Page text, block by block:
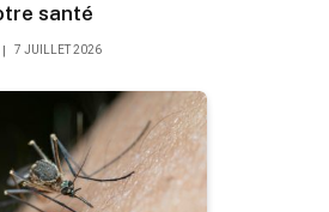
santé
7 JUILLET 2026